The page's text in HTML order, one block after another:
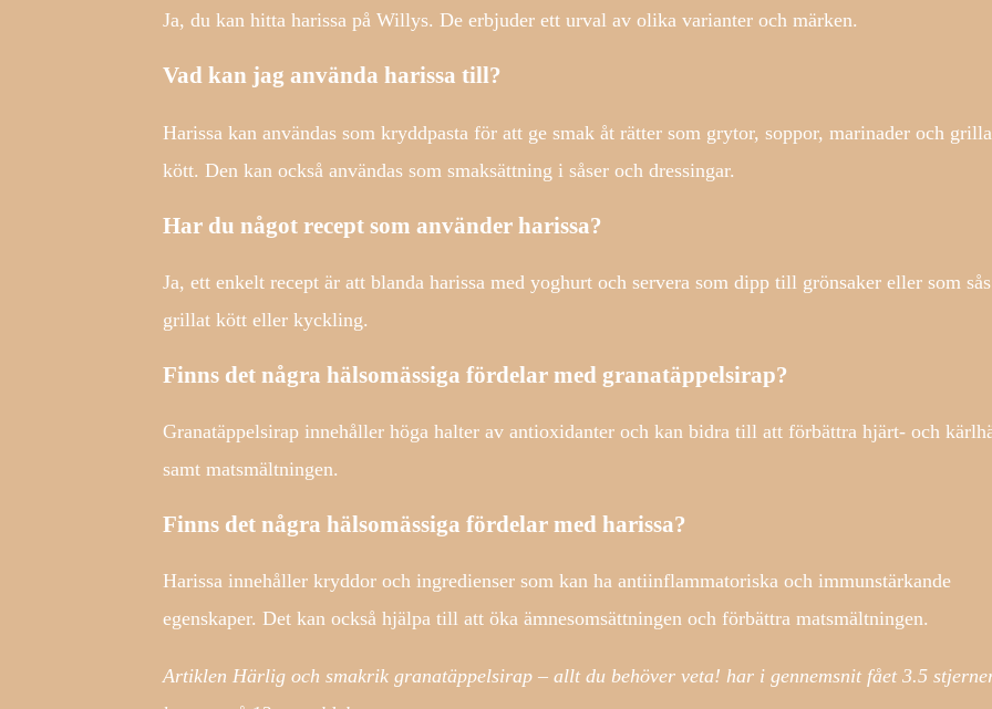
Ja, du kan hitta harissa på Willys. De erbjuder ett urval av olika varianter och märken.
Vad kan jag använda harissa till?
Harissa kan användas som kryddpasta för att ge smak åt rätter som grytor, soppor, marinader och
kött. Den kan också användas som smaksättning i såser och dressingar.
Har du något recept som använder harissa?
Ja, ett enkelt recept är att blanda harissa med yoghurt och servera som dipp till grönsaker eller som
grillat kött eller kyckling.
Finns det några hälsomässiga fördelar med granatäppelsirap?
Granatäppelsirap innehåller höga halter av antioxidanter och kan bidra till att förbättra hjärt- och
samt matsmältningen.
Finns det några hälsomässiga fördelar med harissa?
Harissa innehåller kryddor och ingredienser som kan ha antiinflammatoriska och immunstärkande
egenskaper. Det kan också hjälpa till att öka ämnesomsättningen och förbättra matsmältningen.
Artiklen Härlig och smakrik granatäppelsirap – allt du behöver veta! har i gennemsnit fået 3.5